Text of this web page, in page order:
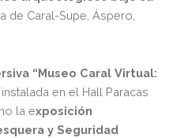
de Caral-Supe, Áspero,
“Museo Caral Virtual:
instalada en el Hall Paracas
la exposición
y Seguridad